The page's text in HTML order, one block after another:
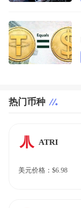
热门币种
ATRI
美元价格：$6.98